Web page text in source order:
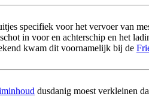
specifiek voor het vervoer van
in voor en achterschip en het
kwam dit voornamelijk bij de
dusdanig moest verkleinen